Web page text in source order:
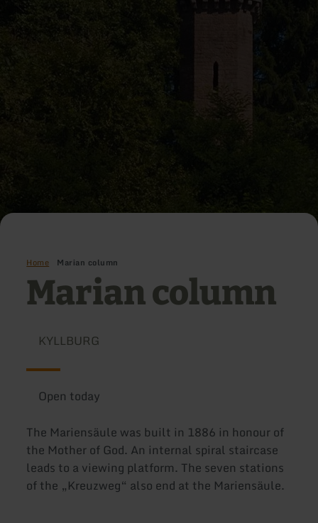
Home Marian column
Marian column
KYLLBURG
Open today
The Mariensäule was built in 1886 in honour of
the Mother of God. An internal spiral staircase
leads to a viewing platform. The seven stations
of the „Kreuzweg“ also end at the Mariensäule.